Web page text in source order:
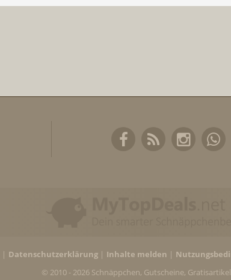
Datenschutzerklärung Inhalte melden
© 2010 - 2026 Schnäppchen, Gutscheine,